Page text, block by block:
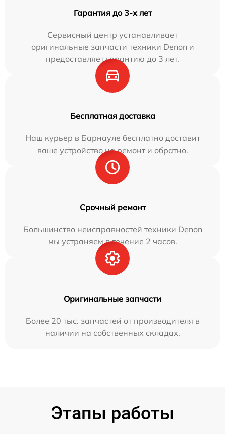
Гарантия до 3-х лет
Сервисный центр устанавливает
оригинальные запчасти техники Denon и
предоставляет гарантию до 3 лет.
Бесплатная доставка
Наш курьер в Барнауле бесплатно доставит
ваше устройство на ремонт и обратно.
Срочный ремонт
Большинство неисправностей техники Denon
мы устраняем в течение 2 часов.
Оригинальные запчасти
Более 20 тыс. запчастей от производителя в
наличии на собственных складах.
Этапы работы